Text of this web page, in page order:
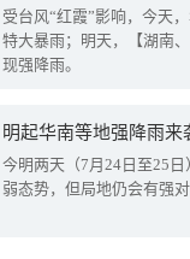
受台风“红霞”影响，今天
特大暴雨；明天，【湖南
现强降雨。
明起华南等地强降雨
今明两天（7月24日至25
弱态势，但局地仍会有强